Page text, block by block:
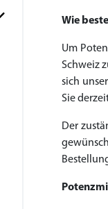
Wie
Um
Schweiz
sich
Sie
Der